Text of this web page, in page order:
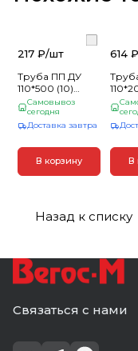
217 ₽/шт
Труба ПП ДУ
110*500 (10)
(_10_)
Самовывоз
сегодня
Доставка завтра
В корзину
614
В
Назад к списку
Связаться с нами